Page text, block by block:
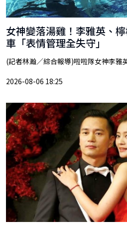
女神變落湯雞！李雅英、
車「表情管理全失守」
(記者林瀚／綜合報導)啦啦隊女神李雅
2026-08-06 18:25